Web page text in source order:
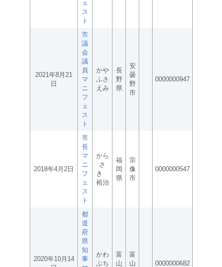
ェ
ス
ト
2021年8月21
日
市
議
会
議
員
マ
ニ
フ
ェ
ス
ト
かや
ふさ
えみ
長
野
県
安
曇
野
市
0000000947
2018年4月2日
市
長
マ
ニ
フ
ェ
ス
ト
から
さ
き
裕治
福
岡
県
宗
像
市
0000000547
2020年10月14
都
道
府
県
知
事
かわ
ぶち
富
山
富
山
0000000682